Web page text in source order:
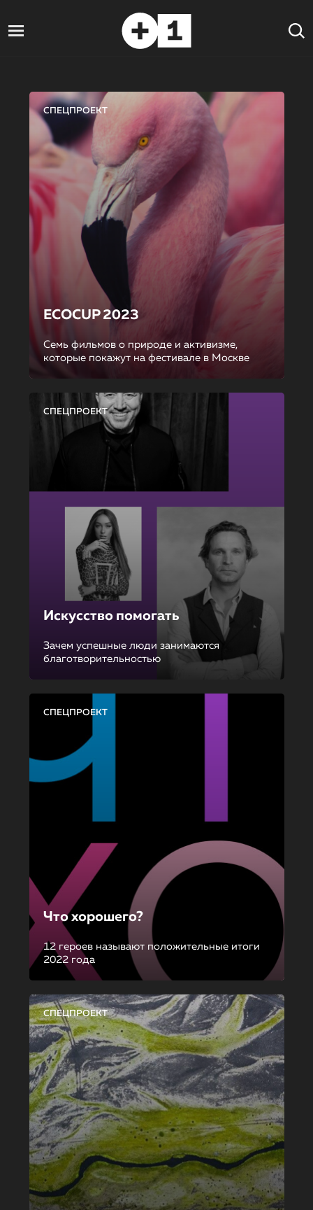
СПЕЦПРОЕКТ
ECOCUP 2023
Семь фильмов о природе и активизме,
которые покажут на фестивале в Москве
СПЕЦПРОЕКТ
Искусство помогать
Зачем успешные люди занимаются
благотворительностью
СПЕЦПРОЕКТ
Что хорошего?
12 героев называют положительные итоги
2022 года
СПЕЦПРОЕКТ